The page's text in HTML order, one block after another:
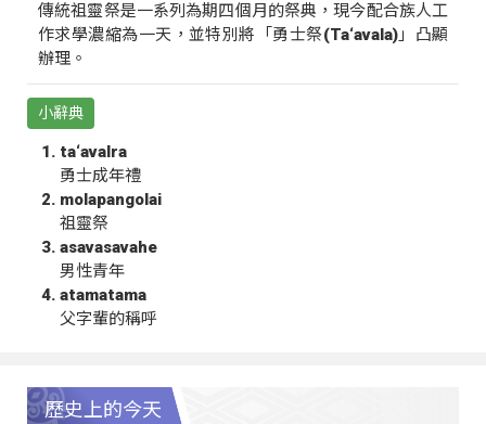
傳統祖靈祭是一系列為期四個月的祭典，現今配合族人工
作求學濃縮為一天，並特別將「勇士祭(Ta‘avala)」凸顯
辦理。
小辭典
ta‘avalra
勇士成年禮
molapangolai
祖靈祭
asavasavahe
男性青年
atamatama
父字輩的稱呼
歷史上的今天